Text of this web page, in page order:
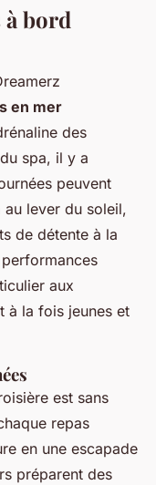
à bord
en mer
des
spa, il y a
peuvent
lever du soleil,
de détente à la
aux
à la fois jeunes et
est sans
repas
en une escapade
préparent des